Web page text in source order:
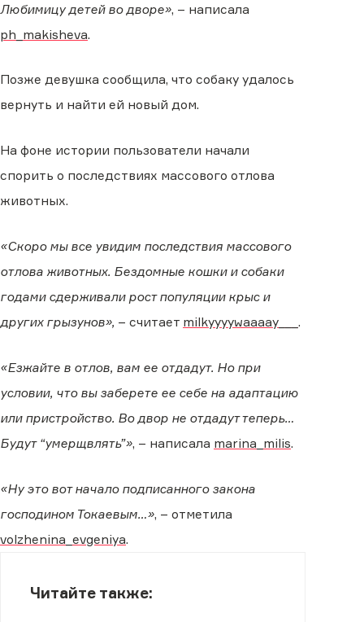
Любимицу детей во дворе», – написала
ph_makisheva.
Позже девушка сообщила, что собаку удалось
вернуть и найти ей новый дом.
На фоне истории пользователи начали
спорить о последствиях массового отлова
животных.
«Скоро мы все увидим последствия массового
отлова животных. Бездомные кошки и собаки
годами сдерживали рост популяции крыс и
других грызунов», – считает milkyyyywaaaay___ .
«Езжайте в отлов, вам ее отдадут. Но при
условии, что вы заберете ее себе на адаптацию
или пристройство. Во двор не отдадут теперь…
Будут “умерщвлять”», – написала marina_milis.
«Ну это вот начало подписанного закона
господином Токаевым…», – отметила
volzhenina_evgeniya.
Читайте также: